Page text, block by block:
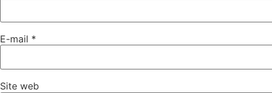
E-mail *
Site web